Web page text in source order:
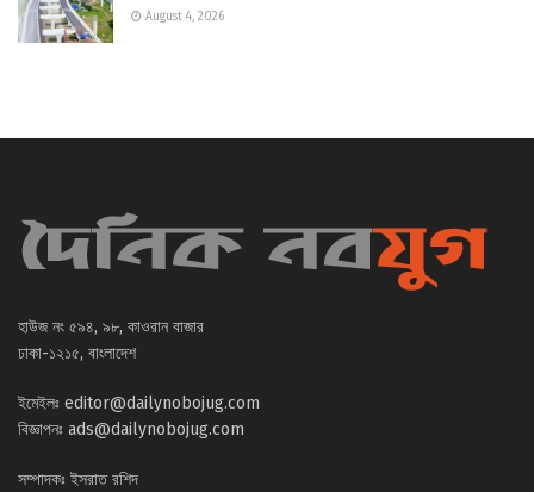
August 4, 2026
হাউজ নং ৫৯৪, ৯৮, কাওরান বাজার
ঢাকা-১২১৫, বাংলাদেশ
ইমেইলঃ editor@dailynobojug.com
বিজ্ঞাপনঃ ads@dailynobojug.com
সম্পাদকঃ ইসরাত রশিদ